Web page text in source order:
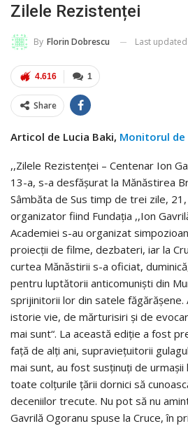
Zilele Rezistenței
By Florin Dobrescu Last updated
1
4.616
Share
Articol de Lucia Baki, Monitorul de
,,Zilele Rezistenței – Centenar Ion
13-a, s-a desfășurat la Mănăstirea
Sâmbăta de Sus timp de trei zile,
organizator fiind Fundația ,,Ion
Academiei s-au organizat
proiecții de filme, dezbateri, iar la
curtea Mănăstirii s-a oficiat,
pentru luptătorii anticomuniști din
sprijinitorii lor din satele
istorie vie, de mărturisiri și de
mai sunt“. La această ediție a fost
față de alți ani, supraviețuitorii
mai sunt, au fost susținuți de
toate colțurile țării dornici să
deceniilor trecute. Nu pot să nu
Gavrilă Ogoranu spuse la Cruce, în